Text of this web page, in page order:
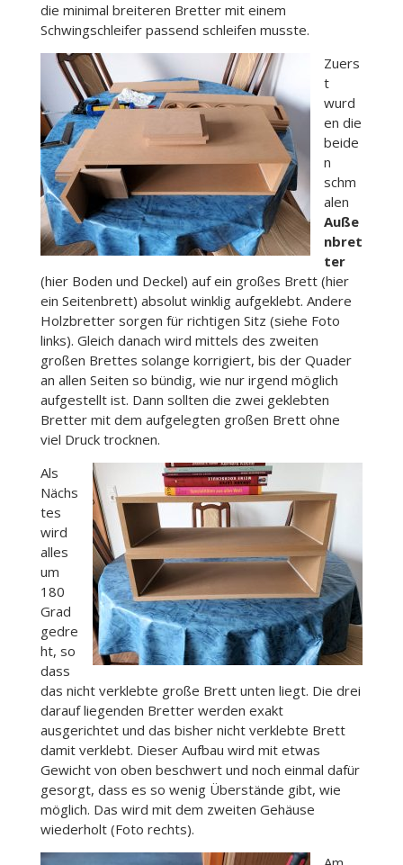
die minimal breiteren Bretter mit einem
Schwingschleifer passend schleifen musste.
Zuers
t
wurd
en die
beide
n
schm
alen
Auße
nbret
ter
(hier Boden und Deckel) auf ein großes Brett (hier
ein Seitenbrett) absolut winklig aufgeklebt. Andere
Holzbretter sorgen für richtigen Sitz (siehe Foto
links). Gleich danach wird mittels des zweiten
großen Brettes solange korrigiert, bis der Quader
an allen Seiten so bündig, wie nur irgend möglich
aufgestellt ist. Dann sollten die zwei geklebten
Bretter mit dem aufgelegten großen Brett ohne
viel Druck trocknen.
Als
Nächs
tes
wird
alles
um
180
Grad
gedre
ht, so
dass
das nicht verklebte große Brett unten liegt. Die drei
darauf liegenden Bretter werden exakt
ausgerichtet und das bisher nicht verklebte Brett
damit verklebt. Dieser Aufbau wird mit etwas
Gewicht von oben beschwert und noch einmal dafür
gesorgt, dass es so wenig Überstände gibt, wie
möglich. Das wird mit dem zweiten Gehäuse
wiederholt (Foto rechts).